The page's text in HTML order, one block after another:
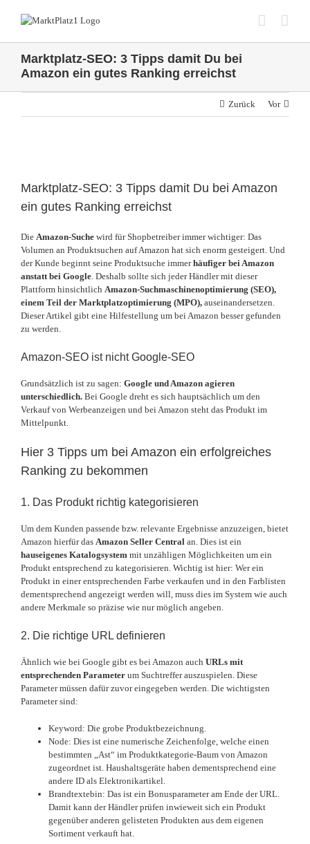
Marktplatz-SEO: 3 Tipps damit Du bei
Amazon ein gutes Ranking erreichst
Zurück Vor
Bild
Marktplatz-SEO: 3 Tipps damit Du bei Amazon
ein gutes Ranking erreichst
Die Amazon-Suche wird für Shopbetreiber immer wichtiger: Das
Volumen an Produktsuchen auf Amazon hat sich enorm gesteigert. Und
der Kunde beginnt seine Produktsuche immerhäufiger bei Amazon
anstatt bei Google . Deshalb sollte sich jeder Händler mit dieser
Plattform hinsichtlich Amazon-Suchmaschinenoptimierung (SEO),
einem Teil der Marktplatzoptimierung (MPO), auseinandersetzen.
Dieser Artikel gibt eine Hilfestellung um bei Amazon besser gefunden
zu werden.
Amazon-SEO ist nicht Google-SEO
Grundsätzlich ist zu sagen: Google und Amazon agieren
unterschiedlich. Bei Google dreht es sich hauptsächlich um den
Verkauf von Werbeanzeigen und bei Amazon steht das Produkt im
Mittelpunkt.
Hier 3 Tipps um bei Amazon ein erfolgreiches
Ranking zu bekommen
1. Das Produkt richtig kategorisieren
Um dem Kunden passende bzw. relevante Ergebnisse anzuzeigen, bietet
Amazon hierfür das Amazon Seller Central an. Dies ist ein
hauseigenes Katalogsystem mit unzähligen Möglichkeiten um ein
Produkt entsprechend zu kategorisieren. Wichtig ist hier: Wer ein
Produkt in einer entsprechenden Farbe verkaufen und in den Farblisten
dementsprechend angezeigt werden will, muss dies im System wie auch
andere Merkmale so präzise wie nur möglich angeben.
2. Die richtige URL definieren
Ähnlich wie bei Google gibt es bei Amazon auch URLs mit
entsprechenden Parameter um Suchtreffer auszuspielen. Diese
Parameter müssen dafür zuvor eingegeben werden. Die wichtigsten
Parameter sind:
Keyword: Die grobe Produktbezeichnung.
Node: Dies ist eine numerische Zeichenfolge, welche einen
bestimmten „Ast“ im Produktkategorie-Baum von Amazon
zugeordnet ist. Haushaltsgeräte haben dementsprechend eine
andere ID als Elektronikartikel.
Brandtextebin: Das ist ein Bonusparameter am Ende der URL.
Damit kann der Händler prüfen inwieweit sich ein Produkt
gegenüber anderen gelisteten Produkten aus dem eigenen
Sortiment verkauft hat.